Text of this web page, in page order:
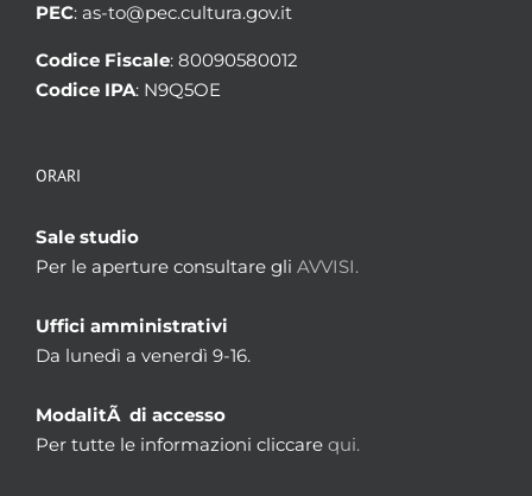
PEC: as-to@pec.cultura.gov.it
Codice Fiscale: 80090580012
Codice IPA: N9Q5OE
ORARI
Sale studio
Per le aperture consultare gli AVVISI.
Uffici amministrativi
Da lunedì a venerdì 9-16.
ModalitÃ di accesso
Per tutte le informazioni cliccare qui.